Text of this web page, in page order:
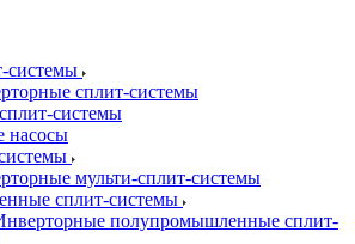
системы
сплит-системы
системы
насосы
мульти-сплит-системы
сплит-системы
полупромышленные сплит-